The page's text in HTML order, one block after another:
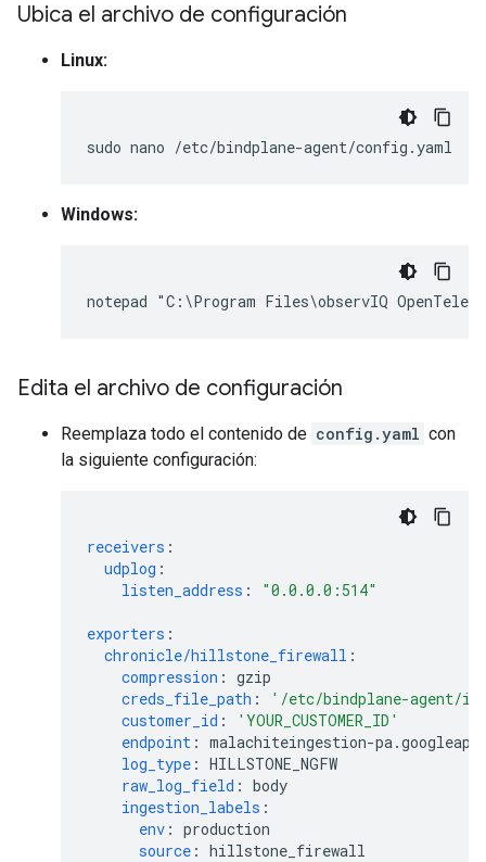
Ubica el archivo de configuración
Linux:
sudo nano
Windows:
Edita el archivo de configuración
Reemplaza todo el contenido de config.yaml con
la siguiente configuración:
receivers :
udplog :
listen_address : "0.0.0.0:514"
exporters :
chronicle/hillstone_firewall :
compression : gzip
creds_file_path :
'/etc/bindplane-agent/
customer_id :
'YOUR_CUSTOMER_ID'
endpoint : malachiteingestion-
log_type : HILLSTONE_NGFW
raw_log_field : body
ingestion_labels :
env : production
source : hillstone_firewall